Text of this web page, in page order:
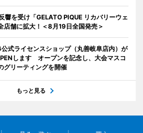
響を受け「GELATO PIQUE リカバリーウェ
店舗に拡大！＜8月19日全国発売＞
式ライセンスショップ（丸善岐阜店内）が
します オープンを記念し、大会マスコ
グリーティングを開催
もっと見る